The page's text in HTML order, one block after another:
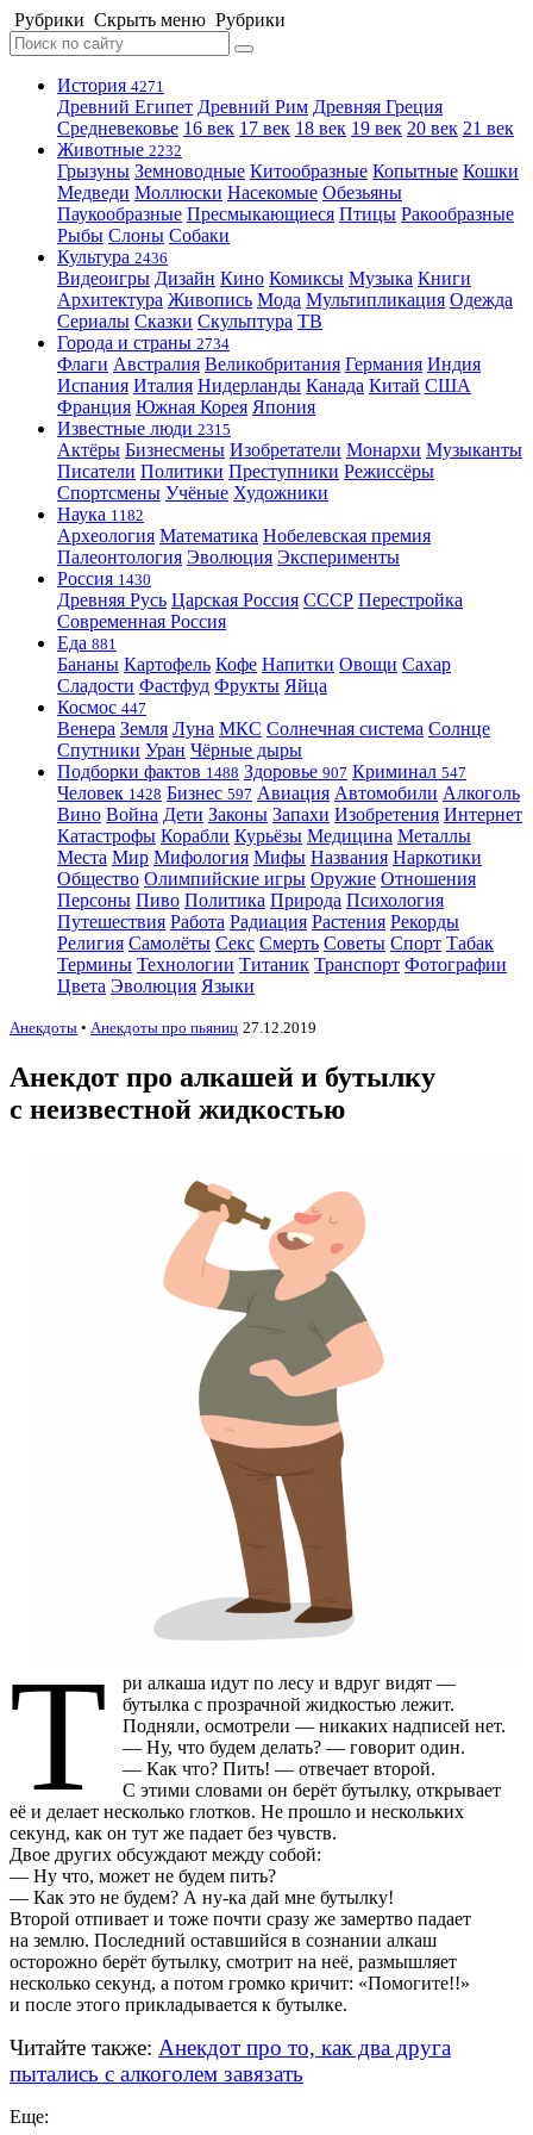
Рубрики Скрыть меню Рубрики
История 4271
Древний Египет Древний Рим Древняя Греция
Средневековье 16 век 17 век 18 век 19 век 20 век 21 век
Животные 2232
Грызуны Земноводные Китообразные Копытные Кошки
Медведи Моллюски Насекомые Обезьяны
Паукообразные Пресмыкающиеся Птицы Ракообразные
Рыбы Слоны Собаки
Культура 2436
Видеоигры Дизайн Кино Комиксы Музыка Книги
Архитектура Живопись Мода Мультипликация Одежда
Сериалы Сказки Скульптура ТВ
Города и страны 2734
Флаги Австралия Великобритания Германия Индия
Испания Италия Нидерланды Канада Китай США
Франция Южная Корея Япония
Известные люди 2315
Актёры Бизнесмены Изобретатели Монархи Музыканты
Писатели Политики Преступники Режиссёры
Спортсмены Учёные Художники
Наука 1182
Археология Математика Нобелевская премия
Палеонтология Эволюция Эксперименты
Россия 1430
Древняя Русь Царская Россия СССР Перестройка
Современная Россия
Еда 881
Бананы Картофель Кофе Напитки Овощи Сахар
Сладости Фастфуд Фрукты Яйца
Космос 447
Венера Земля Луна МКС Солнечная система Солнце
Спутники Уран Чёрные дыры
Подборки фактов 1488 Здоровье 907 Криминал 547
Человек 1428 Бизнес 597 Авиация Автомобили Алкоголь
Вино Война Дети Законы Запахи Изобретения Интернет
Катастрофы Корабли Курьёзы Медицина Металлы
Места Мир Мифология Мифы Названия Наркотики
Общество Олимпийские игры Оружие Отношения
Персоны Пиво Политика Природа Психология
Путешествия Работа Радиация Растения Рекорды
Религия Самолёты Секс Смерть Советы Спорт Табак
Термины Технологии Титаник Транспорт Фотографии
Цвета Эволюция Языки
Анекдоты • Анекдоты про пьяниц 27.12.2019
Анекдот про алкашей и бутылку
с неизвестной жидкостью
Т
ри алкаша идут по лесу и вдруг видят —
бутылка с прозрачной жидкостью лежит.
Подняли, осмотрели — никаких надписей нет.
— Ну, что будем делать? — говорит один.
— Как что? Пить! — отвечает второй.
С этими словами он берёт бутылку, открывает
её и делает несколько глотков. Не прошло и нескольких
секунд, как он тут же падает без чувств.
Двое других обсуждают между собой:
— Ну что, может не будем пить?
— Как это не будем? А ну-ка дай мне бутылку!
Второй отпивает и тоже почти сразу же замертво падает
на землю. Последний оставшийся в сознании алкаш
осторожно берёт бутылку, смотрит на неё, размышляет
несколько секунд, а потом громко кричит: «Помогите!!»
и после этого прикладывается к бутылке.
Читайте также: Анекдот про то, как два друга
пытались с алкоголем завязать
Еще: